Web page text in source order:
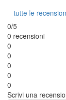
tutte le
0/5
0 recensioni
0
0
0
0
0
Scrivi una